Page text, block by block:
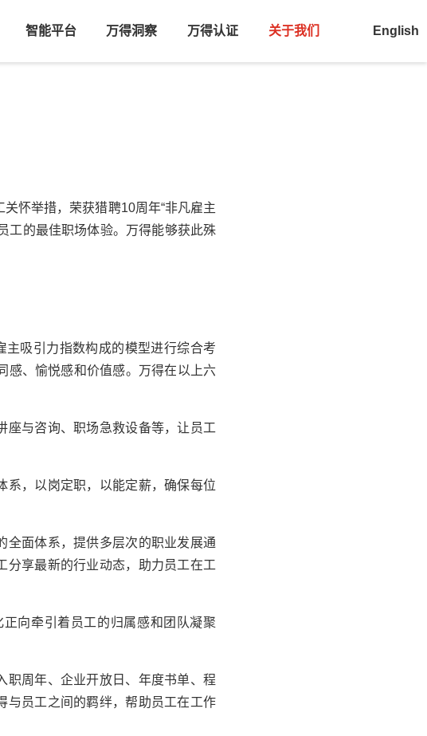
智能平台 万得洞察 万得认证 关于我们 English
怀举措，荣获猎聘10周年“非凡雇主
的最佳职场体验。 万得能够获此殊
主吸引力指数构成的模型进行综合考
、愉悦感和价值感。 万得在以上六
座与咨询、职场急救设备等，让员工
系，以岗定职，以能定薪，确保每位
全面体系，提供多层次的职业发展通
分享最新的行业动态，助力员工在工
向牵引着员工的归属感和团队凝聚
职周年、企业开放日、年度书单、程
与员工之间的羁绊，帮助员工在工作